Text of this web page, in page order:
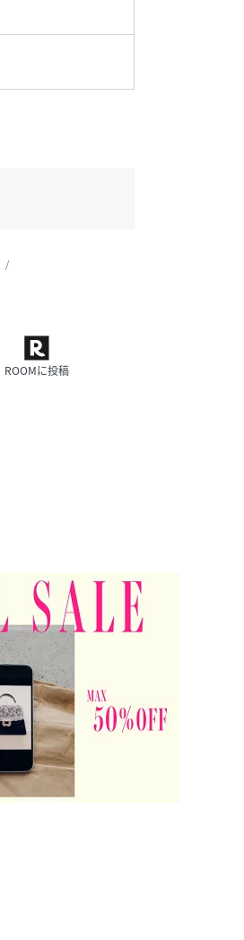
ROOMに投稿